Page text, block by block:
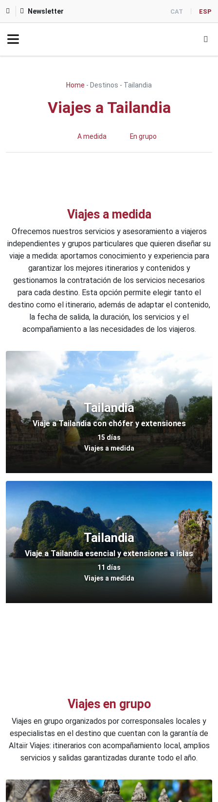
Newsletter CAT ESP
Home - Destinos - Tailandia
Viajes a Tailandia
A medida En grupo
Viajes a medida
Ofrecemos nuestros servicios y asesoramiento a viajeros
independientes y grupos particulares que quieren diseñar su
viaje a medida: aportamos conocimiento y experiencia para
garantizar los mejores itinerarios y contenidos y
gestionamos la contratación de los servicios necesarios
para cada destino. Esta opción permite elegir tanto el
destino como el itinerario, además de adaptar el contenido,
la fecha de salida, la duración, los servicios y el
acompañamiento a las necesidades de los viajeros.
Tailandia
Viaje a Tailandia con chófer y extensiones
15 días
Viajes a medida
Tailandia
Viaje a Tailandia esencial y extensiones a islas
11 días
Viajes a medida
Viajes en grupo
Viajes en grupo organizados por corresponsales locales y
especialistas en el destino que cuentan con la garantía de
Altaïr Viajes: itinerarios con acompañamiento local, amplios
servicios y salidas garantizadas durante todo el año.